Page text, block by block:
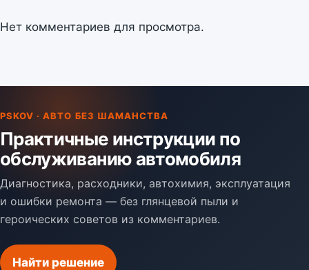
Нет комментариев для просмотра.
PSKOV · АВТО БЕЗ ШАМАНСТВА
Практичные инструкции по
обслуживанию автомобиля
Диагностика, расходники, автохимия, эксплуатация
и ошибки ремонта — без глянцевой пыли и
героических советов из комментариев.
Найти решение